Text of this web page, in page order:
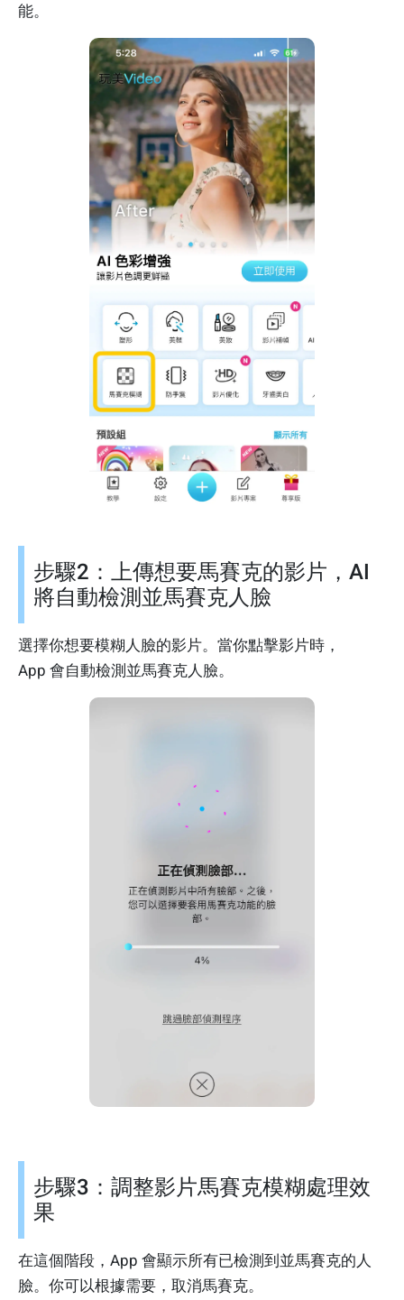
能。
步驟2：上傳想要馬賽克的影片，AI
將自動檢測並馬賽克人臉
選擇你想要模糊人臉的影片。當你點擊影片時，
App 會自動檢測並馬賽克人臉。
步驟3：調整影片馬賽克模糊處理效
果
在這個階段，App 會顯示所有已檢測到並馬賽克的人
臉。你可以根據需要，取消馬賽克。